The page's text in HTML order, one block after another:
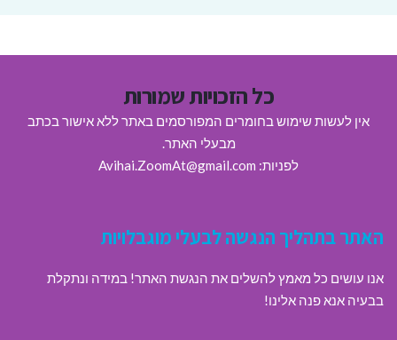
כל הזכויות שמורות
אין לעשות שימוש בחומרים המפורסמים באתר ללא אישור בכתב
מבעלי האתר.
לפניות: Avihai.ZoomAt@gmail.com
האתר בתהליך הנגשה לבעלי מוגבלויות
אנו עושים כל מאמץ להשלים את הנגשת האתר! במידה ונתקלת
בבעיה אנא פנה אלינו!